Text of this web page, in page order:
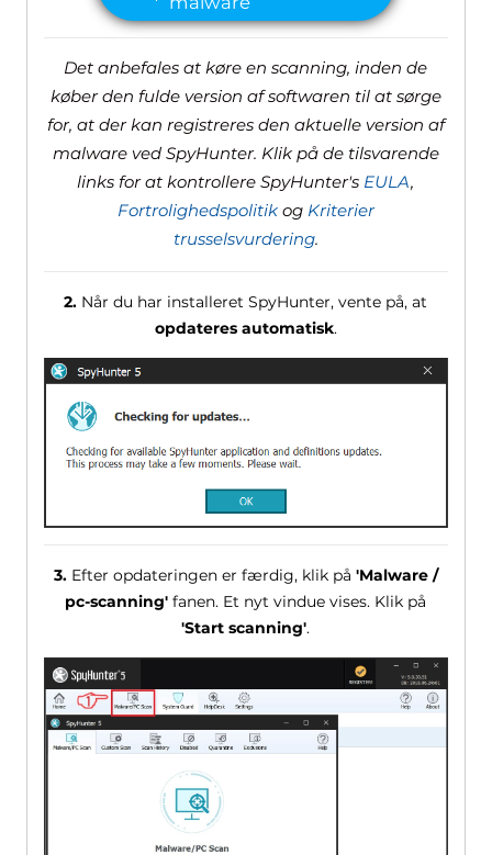
Det anbefales at køre en scanning, inden de
køber den fulde version af softwaren til at sørge
for, at der kan registreres den aktuelle version af
malware ved SpyHunter. Klik på de tilsvarende
links for at kontrollere SpyHunter's EULA,
Fortrolighedspolitikog Kriterier
trusselsvurdering.
2. Når du har installeret SpyHunter, vente på, at
opdateres automatisk.
3.Efter opdateringen er færdig, klik på 'Malware /
pc-scanning' fanen. Et nyt vindue vises. Klik på
'Start scanning'.